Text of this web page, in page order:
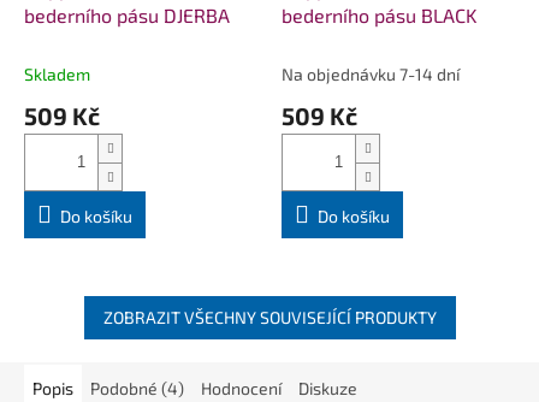
bederního pásu DJERBA
Skladem
509 Kč
Do košíku
bederního pásu BLACK
Na objednávku 7-14 dní
509 Kč
Do košíku
ZOBRAZIT VŠECHNY SOUVISEJÍCÍ PRODUKTY
Popis Podobné (4) Hodnocení Diskuze